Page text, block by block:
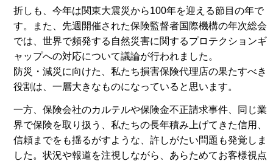
折しも、今年は関東大震災から100年を迎える節目の年で
す。また、先週開催された保険監督者国際機構の年次総会
では、世界で頻発する自然災害に関するプロテクションギ
ャップへの対応について議論が行われました。
防災・減災に向けた、私たち損害保険代理店の果たすべき
役割は、一層大きなものになっていると思います。
一方、保険会社のカルテルや保険金不正請求事件、同じ業
界で保険を取り扱う、私たちの長年積み上げてきた信用、
信頼までをも揺るがすような、許しがたい問題も発覚しま
した。状況や報道を注視しながら、あらためてお客様視点